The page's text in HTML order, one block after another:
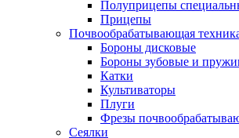
Полуприцепы
Прицепы
Почвообрабатывающая
Бороны дисковые
Бороны зубовые и
Катки
Культиваторы
Плуги
Фрезы
Сеялки